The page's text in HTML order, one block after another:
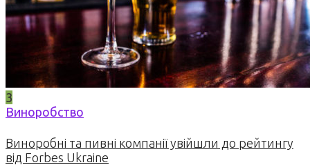
3
Виноробство
Виноробні та пивні компанії увійшли до рейтингу
від Forbes Ukraine